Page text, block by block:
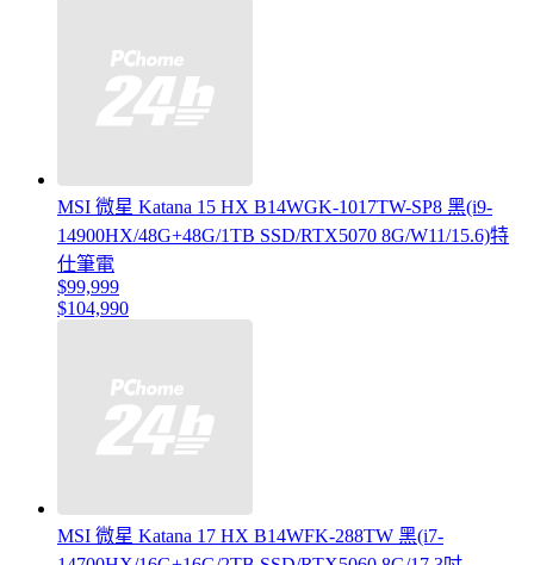
MSI 微星 Katana 15 HX B14WGK-1017TW-SP8 黑(i9-
14900HX/48G+48G/1TB SSD/RTX5070 8G/W11/15.6)特
仕筆電
$99,999
$104,990
MSI 微星 Katana 17 HX B14WFK-288TW 黑(i7-